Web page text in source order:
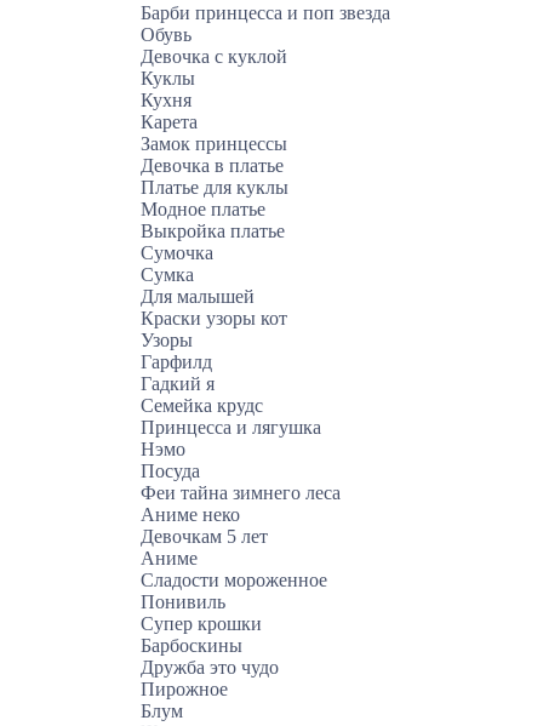
Барби принцесса и поп звезда
Обувь
Девочка с куклой
Куклы
Кухня
Карета
Замок принцессы
Девочка в платье
Платье для куклы
Модное платье
Выкройка платье
Сумочка
Сумка
Для малышей
Краски узоры кот
Узоры
Гарфилд
Гадкий я
Семейка крудс
Принцесса и лягушка
Нэмо
Посуда
Феи тайна зимнего леса
Аниме неко
Девочкам 5 лет
Аниме
Сладости мороженное
Понивиль
Супер крошки
Барбоскины
Дружба это чудо
Пирожное
Блум